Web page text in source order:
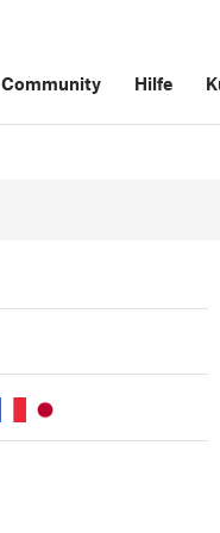
Community Hilfe